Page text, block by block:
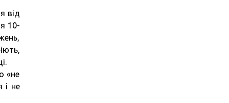
від
10-
«не
і не